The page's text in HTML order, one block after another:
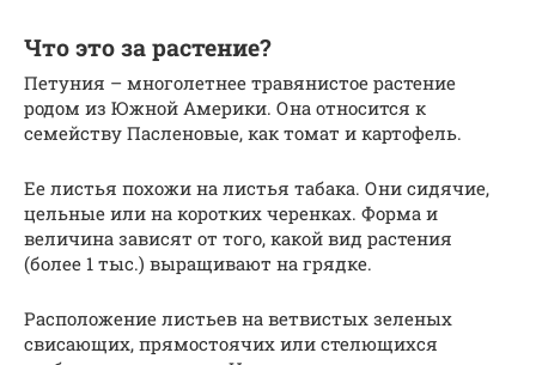
Что это за растение?
Петуния – многолетнее травянистое растение
родом из Южной Америки. Она относится к
семейству Пасленовые, как томат и картофель.
Ее листья похожи на листья табака. Они сидячие,
цельные или на коротких черенках. Форма и
величина зависят от того, какой вид растения
(более 1 тыс.) выращивают на грядке.
Расположение листьев на ветвистых зеленых
свисающих, прямостоячих или стелющихся